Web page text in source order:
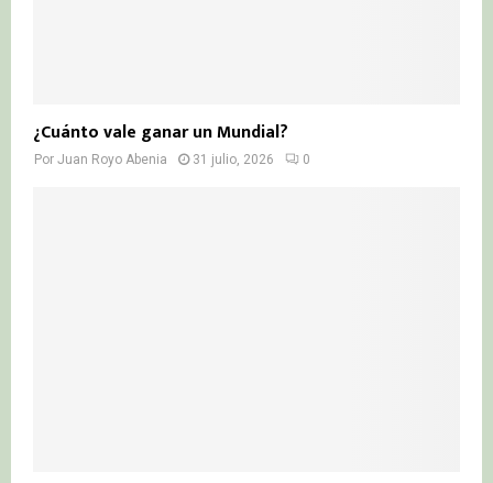
¿Cuánto vale ganar un Mundial?
Por Juan Royo Abenia 31 julio, 2026 0